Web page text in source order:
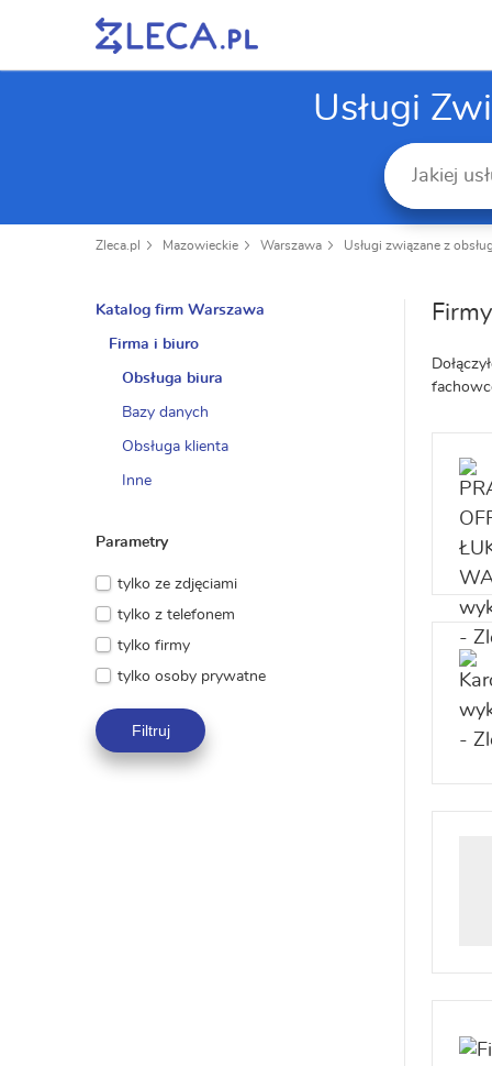
Usługi
Zleca.pl Mazowieckie Warszawa Usługi związane z
Katalog firm Warszawa
Firma i biuro
Obsługa biura
Bazy danych
Obsługa klienta
Inne
Parametry
tylko ze zdjęciami
tylko z telefonem
tylko firmy
tylko osoby prywatne
Filtruj